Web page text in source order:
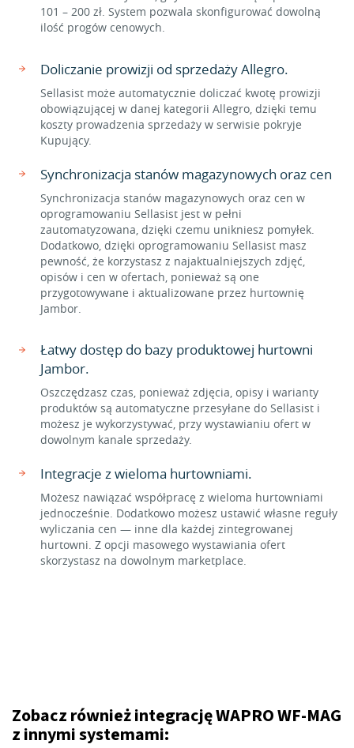
101 – 200 zł. System pozwala skonfigurować dowolną
ilość progów cenowych.
Doliczanie prowizji od sprzedaży Allegro.
Sellasist może automatycznie doliczać kwotę prowizji
obowiązującej w danej kategorii Allegro, dzięki temu
koszty prowadzenia sprzedaży w serwisie pokryje
Kupujący.
Synchronizacja stanów magazynowych oraz cen
Synchronizacja stanów magazynowych oraz cen w
oprogramowaniu Sellasist jest w pełni
zautomatyzowana, dzięki czemu unikniesz pomyłek.
Dodatkowo, dzięki oprogramowaniu Sellasist masz
pewność, że korzystasz z najaktualniejszych zdjęć,
opisów i cen w ofertach, ponieważ są one
przygotowywane i aktualizowane przez hurtownię
Jambor.
Łatwy dostęp do bazy produktowej hurtowni
Jambor.
Oszczędzasz czas, ponieważ zdjęcia, opisy i warianty
produktów są automatyczne przesyłane do Sellasist i
możesz je wykorzystywać, przy wystawianiu ofert w
dowolnym kanale sprzedaży.
Integracje z wieloma hurtowniami.
Możesz nawiązać współpracę z wieloma hurtowniami
jednocześnie. Dodatkowo możesz ustawić własne reguły
wyliczania cen — inne dla każdej zintegrowanej
hurtowni. Z opcji masowego wystawiania ofert
skorzystasz na dowolnym marketplace.
Zobacz również integrację WAPRO WF-MAG
z innymi systemami: